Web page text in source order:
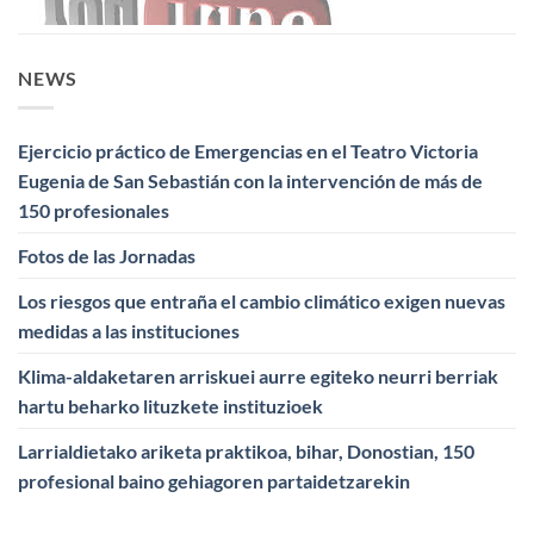
NEWS
Ejercicio práctico de Emergencias en el Teatro Victoria
Eugenia de San Sebastián con la intervención de más de
150 profesionales
Fotos de las Jornadas
Los riesgos que entraña el cambio climático exigen nuevas
medidas a las instituciones
Klima-aldaketaren arriskuei aurre egiteko neurri berriak
hartu beharko lituzkete instituzioek
Larrialdietako ariketa praktikoa, bihar, Donostian, 150
profesional baino gehiagoren partaidetzarekin